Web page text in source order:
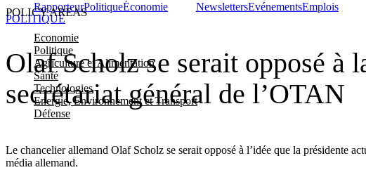
POLICY AREAS
Economie
Politique
Agriculture et Alimentation
Santé
Technologies
Energie, Environnement et Transport
Défense
RapporteurPolitiqueÉconomie NewslettersEvénementsEmplois
Olaf Scholz se serait opposé à
secrétariat général de l’OTAN
Le chancelier allemand Olaf Scholz se serait opposé à l’idée que la présidente
média allemand.
POLITIQUE